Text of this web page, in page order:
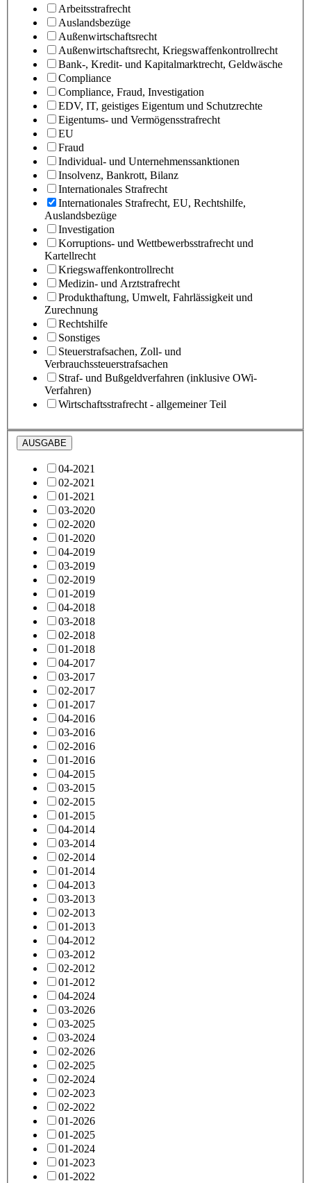
Arbeitsstrafrecht
Auslandsbezüge
Außenwirtschaftsrecht
Außenwirtschaftsrecht, Kriegswaffenkontrollrecht
Bank-, Kredit- und Kapitalmarktrecht, Geldwäsche
Compliance
Compliance, Fraud, Investigation
EDV, IT, geistiges Eigentum und Schutzrechte
Eigentums- und Vermögensstrafrecht
EU
Fraud
Individual- und Unternehmenssanktionen
Insolvenz, Bankrott, Bilanz
Internationales Strafrecht
Internationales Strafrecht, EU, Rechtshilfe,
Auslandsbezüge
Investigation
Korruptions- und Wettbewerbsstrafrecht und
Kartellrecht
Kriegswaffenkontrollrecht
Medizin- und Arztstrafrecht
Produkthaftung, Umwelt, Fahrlässigkeit und
Zurechnung
Rechtshilfe
Sonstiges
Steuerstrafsachen, Zoll- und
Verbrauchssteuerstrafsachen
Straf- und Bußgeldverfahren (inklusive OWi-
Verfahren)
Wirtschaftsstrafrecht - allgemeiner Teil
AUSGABE
04-2021
02-2021
01-2021
03-2020
02-2020
01-2020
04-2019
03-2019
02-2019
01-2019
04-2018
03-2018
02-2018
01-2018
04-2017
03-2017
02-2017
01-2017
04-2016
03-2016
02-2016
01-2016
04-2015
03-2015
02-2015
01-2015
04-2014
03-2014
02-2014
01-2014
04-2013
03-2013
02-2013
01-2013
04-2012
03-2012
02-2012
01-2012
04-2024
03-2026
03-2025
03-2024
02-2026
02-2025
02-2024
02-2023
02-2022
01-2026
01-2025
01-2024
01-2023
01-2022